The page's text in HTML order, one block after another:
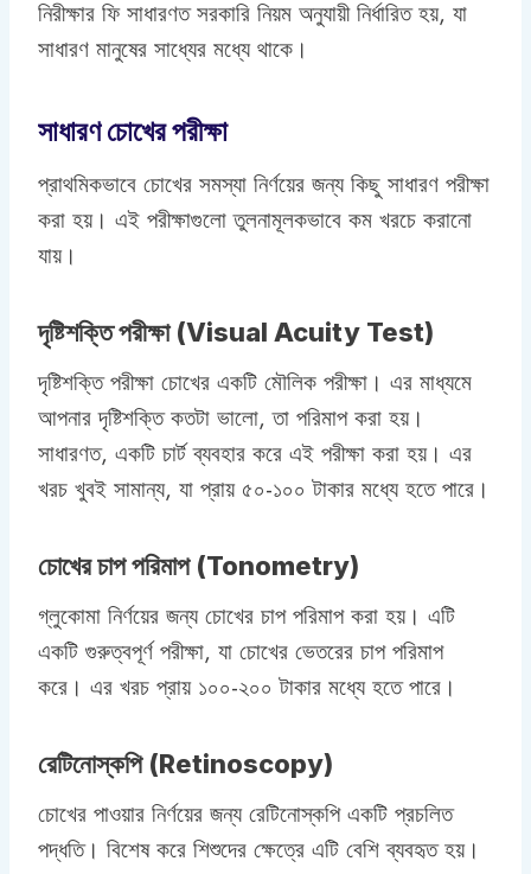
নিরীক্ষার ফি সাধারণত সরকারি নিয়ম অনুযায়ী নির্ধারিত হয়, যা
সাধারণ মানুষের সাধ্যের মধ্যে থাকে।
সাধারণ চোখের পরীক্ষা
প্রাথমিকভাবে চোখের সমস্যা নির্ণয়ের জন্য কিছু সাধারণ পরীক্ষা
করা হয়। এই পরীক্ষাগুলো তুলনামূলকভাবে কম খরচে করানো
যায়।
দৃষ্টিশক্তি পরীক্ষা (Visual Acuity Test)
দৃষ্টিশক্তি পরীক্ষা চোখের একটি মৌলিক পরীক্ষা। এর মাধ্যমে
আপনার দৃষ্টিশক্তি কতটা ভালো, তা পরিমাপ করা হয়।
সাধারণত, একটি চার্ট ব্যবহার করে এই পরীক্ষা করা হয়। এর
খরচ খুবই সামান্য, যা প্রায় ৫০-১০০ টাকার মধ্যে হতে পারে।
চোখের চাপ পরিমাপ (Tonometry)
গ্লুকোমা নির্ণয়ের জন্য চোখের চাপ পরিমাপ করা হয়। এটি
একটি গুরুত্বপূর্ণ পরীক্ষা, যা চোখের ভেতরের চাপ পরিমাপ
করে। এর খরচ প্রায় ১০০-২০০ টাকার মধ্যে হতে পারে।
রেটিনোস্কপি (Retinoscopy)
চোখের পাওয়ার নির্ণয়ের জন্য রেটিনোস্কপি একটি প্রচলিত
পদ্ধতি। বিশেষ করে শিশুদের ক্ষেত্রে এটি বেশি ব্যবহৃত হয়।